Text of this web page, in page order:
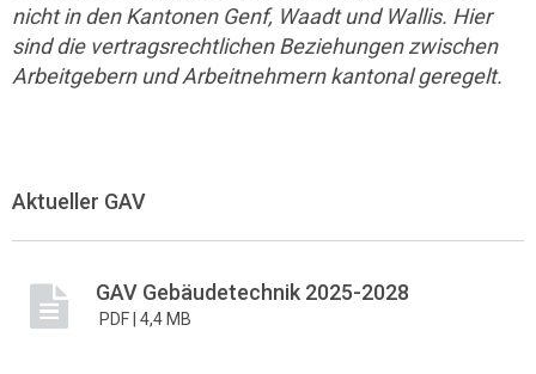
nicht in den Kantonen Genf, Waadt und Wallis. Hier
sind die vertragsrechtlichen Beziehungen zwischen
Arbeitgebern und Arbeitnehmern kantonal geregelt.
Aktueller GAV
GAV Gebäudetechnik 2025-2028
PDF | 4,4 MB